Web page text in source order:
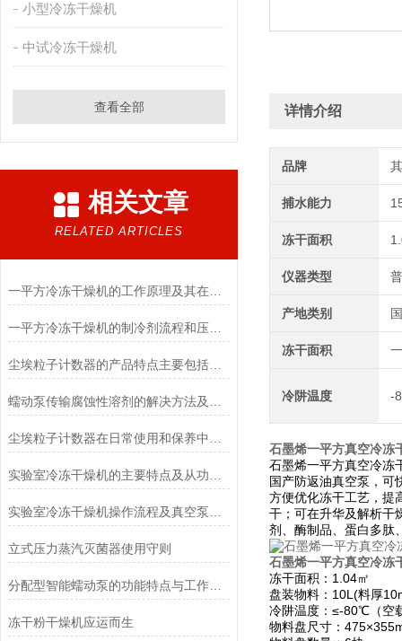
小型冷冻干燥机
中试冷冻干燥机
查看全部
相关文章
RELATED ARTICLES
一平方冷冻干燥机的工作原理及其在材料科学中的重要性
一平方冷冻干燥机的制冷剂流程和压缩空气流程
尘埃粒子计数器的产品特点主要包括哪些？
立式压力蒸汽灭菌器使用守则
分配型智能蠕动泵的功能特点与工作模式介绍
冻干粉干燥机应运而生
详情介绍
品牌
捕水能力
冻干面积
仪器类型
产地类别
冻干面积
冷阱温度 -
石墨烯一平方真空冷冻
石墨烯一平方真空冷冻
国产防返油真空泵，可
方便优化冻干工艺，提
干；可在升华及解析干
剂、酶制品、蛋白多肽
石墨烯一平方真空冷冻
冻干面积：1.04㎡
盘装物料：10L(料厚
冷阱温度：≤-80℃（空
物料盘尺寸：